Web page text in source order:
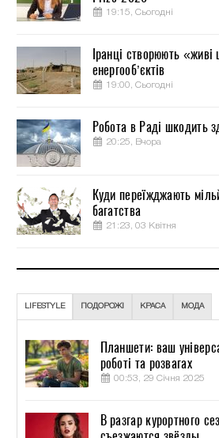
19:15, Сьогодні
Іранці створюють
енергооб’єктів
19:00, Сьогодні
Робота в Раді шкодить
20:25, Вчора
Куди переїжджають
багатства
21:23, 03 Квітня
LIFESTYLE ПОДОРОЖІ КРАСА МОДА
Планшети: ваш
роботі та розвагах
00:53, 29 Січня 2025
В разгар курортного